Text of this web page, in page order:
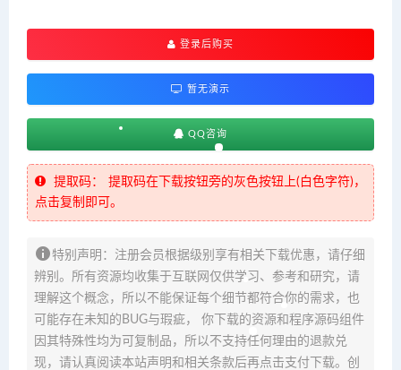
登录后购买
暂无演示
QQ咨询
提取码：
提取码在下载按钮旁的灰色按钮上(白色字符)，
点击复制即可。
特别声明：注册会员根据级别享有相关下载优惠，请仔细
辨别。所有资源均收集于互联网仅供学习、参考和研究，请
理解这个概念，所以不能保证每个细节都符合你的需求，也
可能存在未知的BUG与瑕疵， 你下载的资源和程序源码组件
因其特殊性均为可复制品，所以不支持任何理由的退款兑
现，请认真阅读本站声明和相关条款后再点击支付下载。创